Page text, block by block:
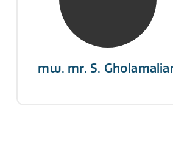
mw. mr. S.
“Als je de richting van de wind
niet kunt veranderen,
dan de stand van je zeilen.”